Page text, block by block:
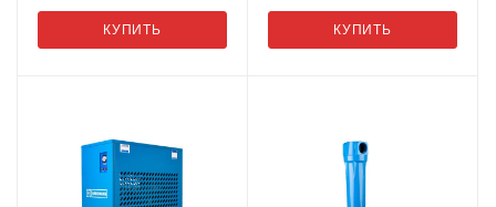
КУПИТЬ КУПИТЬ